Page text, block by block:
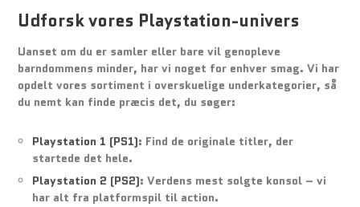
Udforsk vores Playstation-univers
Uanset om du er samler eller bare vil genopleve
barndommens minder, har vi noget for enhver smag. Vi har
opdelt vores sortiment i overskuelige underkategorier, så
du nemt kan finde præcis det, du søger:
Playstation 1 (PS1): Find de originale titler, der
startede det hele.
Playstation 2 (PS2): Verdens mest solgte konsol – vi
har alt fra platformspil til action.